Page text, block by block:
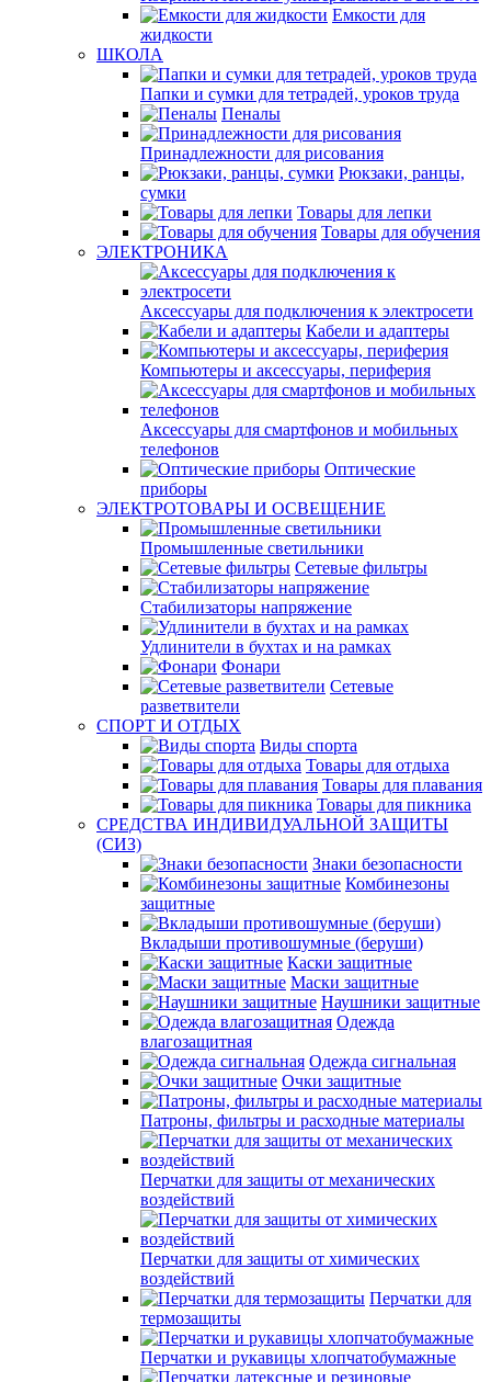
Емкости для
жидкости
ШКОЛА
Папки и сумки для тетрадей, уроков труда
Пеналы
Принадлежности для рисования
Рюкзаки, ранцы,
сумки
Товары для лепки
Товары для обучения
ЭЛЕКТРОНИКА
Аксессуары для подключения к электросети
Кабели и адаптеры
Компьютеры и аксессуары, периферия
Аксессуары для смартфонов и мобильных
телефонов
Оптические
приборы
ЭЛЕКТРОТОВАРЫ И ОСВЕЩЕНИЕ
Промышленные светильники
Сетевые фильтры
Стабилизаторы напряжение
Удлинители в бухтах и на рамках
Фонари
Сетевые
разветвители
СПОРТ И ОТДЫХ
Виды спорта
Товары для отдыха
Товары для плавания
Товары для пикника
СРЕДСТВА ИНДИВИДУАЛЬНОЙ ЗАЩИТЫ
(СИЗ)
Знаки безопасности
Комбинезоны
защитные
Вкладыши противошумные (беруши)
Каски защитные
Маски защитные
Наушники защитные
Одежда
влагозащитная
Одежда сигнальная
Очки защитные
Патроны, фильтры и расходные материалы
Перчатки для защиты от механических
воздействий
Перчатки для защиты от химических
воздействий
Перчатки для
термозащиты
Перчатки и рукавицы хлопчатобумажные